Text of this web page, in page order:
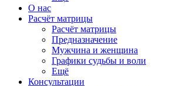
О нас
Расчёт матрицы
Расчёт матрицы
Предназначение
Мужчина и женщина
Графики судьбы и воли
Ещё
Консультации